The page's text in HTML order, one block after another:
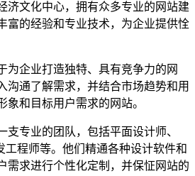
济文化中心，拥有众多专业的网站建
富的经验和专业技术，为企业提供恮
为企业打造独特、具有竞争力的网
沟通了解需求，并结合市场趋势和用
象和目标用户需求的网站。
支专业的团队，包括平面设计师、
程师等。他们精通各种设计软件和
需求进行个性化定制，并保怔网站的